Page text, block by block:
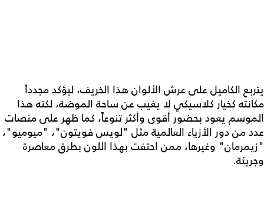
يتربع الكاميل على عرش الألوان هذا الخريف، ليؤكد مجدداً
مكانته كخيار كلاسيكي لا يغيب عن ساحة الموضة، لكنه هذا
الموسم يعود بحضور أقوى وأكثر تنوعاً، كما ظهر على منصات
عدد من دور الأزياء العالمية مثل "لويس فويتون"، "ميوميو"،
"زيمرمان" وغيرها، ممن احتفت بهذا اللون بطرق معاصرة
وجريئة.